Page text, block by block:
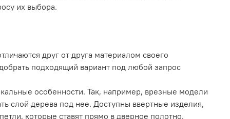
их выбора.
друг от друга материалом своего
подходящий вариант под любой запрос
особенности. Так, например, врезные модели
слой дерева под нее. Доступны ввертные изделия,
которые ставят прямо в дверное полотно.